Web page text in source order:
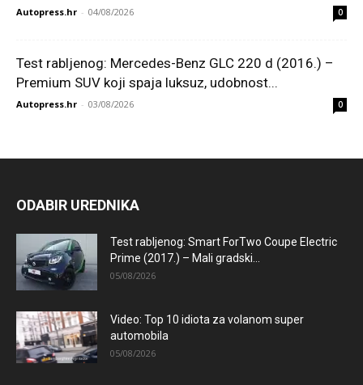
Autopress.hr - 04/08/2026 0
Test rabljenog: Mercedes-Benz GLC 220 d (2016.) –
Premium SUV koji spaja luksuz, udobnost...
Autopress.hr - 03/08/2026 0
ODABIR UREDNIKA
Test rabljenog: Smart ForTwo Coupe Electric
Prime (2017.) – Mali gradski...
05/08/2026
Video: Top 10 idiota za volanom super
automobila
05/08/2026